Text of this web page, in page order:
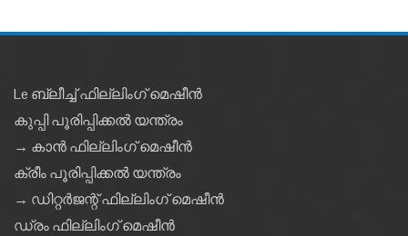
Le ബ്ലീച്ച് ഫില്ലിംഗ് മെഷീൻ
കുപ്പി പൂരിപ്പിക്കൽ യന്ത്രം
→ കാൻ ഫില്ലിംഗ് മെഷീൻ
ക്രീം പൂരിപ്പിക്കൽ യന്ത്രം
→ ഡിറ്റർജന്റ് ഫില്ലിംഗ് മെഷീൻ
ഡ്രം ഫില്ലിംഗ് മെഷീൻ